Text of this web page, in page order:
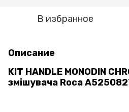
В избранное
Описание
KIT HANDLE MONODIN
змішувача Roca